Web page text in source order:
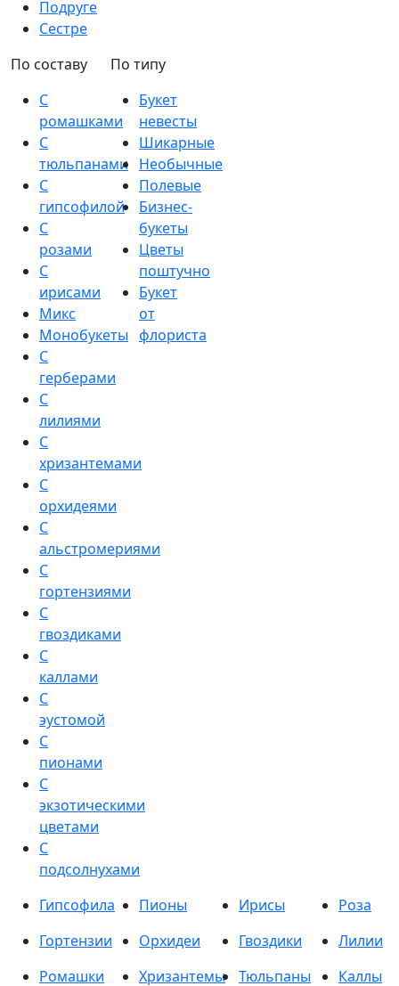
Подруге
Сестре
По составу
С
ромашками
С
тюльпанами
С
гипсофилой
С
розами
С
ирисами
Микс
Монобукеты
С
герберами
С
лилиями
С
хризантемами
С
орхидеями
С
альстромериями
С
гортензиями
С
гвоздиками
С
каллами
С
эустомой
С
пионами
С
экзотическими
цветами
С
подсолнухами
По типу
Букет
невесты
Шикарные
Необычные
Полевые
Бизнес-
букеты
Цветы
поштучно
Букет
от
флориста
Гипсофила Пионы Ирисы
Роза
Гортензии
Орхидеи Гвоздики
Лилии
Ромашки
Хризантемы Тюльпаны
Каллы